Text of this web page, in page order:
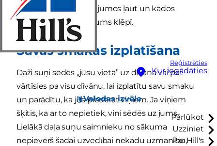
Reģistrēties
Kur iegādāties
Valodas izvēle
Pārlūkot
Uzziniet
Par Hill's
padomus, kādos gadījumos ļaut un kādos
neļaut sunim sēdēt jums klēpī.
Savas smakas izplatīšana
Daži suņi sēdēs „jūsu vietā” uz dīvāna vai pat
vārtīsies pa visu dīvānu, lai izplatītu savu smaku
un parādītu, ka jūs piederat viņiem. Ja viņiem
šķitīs, ka ar to nepietiek, viņi sēdēs uz jums.
Lielākā daļa suņu saimnieku no sākuma
nepievērš šādai uzvedībai nekādu uzmanību,